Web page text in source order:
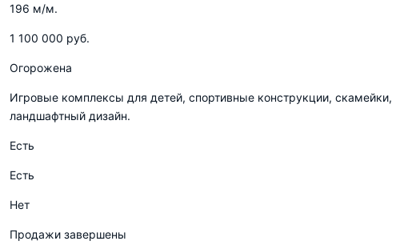
196 м/м.
1 100 000 руб.
Огорожена
Игровые комплексы для детей, спортивные конструкции, скамейки,
ландшафтный дизайн.
Есть
Есть
Нет
Продажи завершены